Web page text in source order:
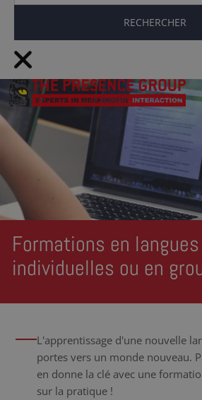
Formations en langues
individuelles ou en
L'apprentissage d'une nouvelle
portes vers un monde nouveau.
en donne la clé avec une
sur la pratique !